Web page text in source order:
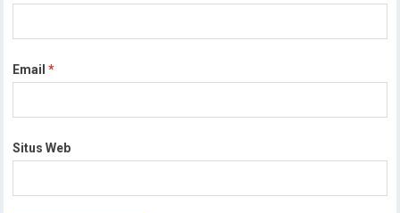
Email*
Situs Web